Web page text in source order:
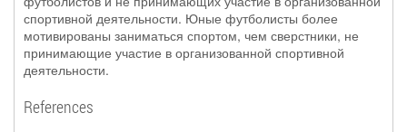
спортивной деятельности. Юные футболисты более
мотивированы заниматься спортом, чем сверстники, не
принимающие участие в организованной спортивной
деятельности.
References